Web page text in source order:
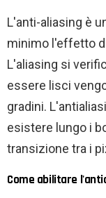
L'anti-aliasing è
minimo l'effetto
L'aliasing si
essere lisci
gradini.
esistere lungo i
transizione tra i
Come abilitare